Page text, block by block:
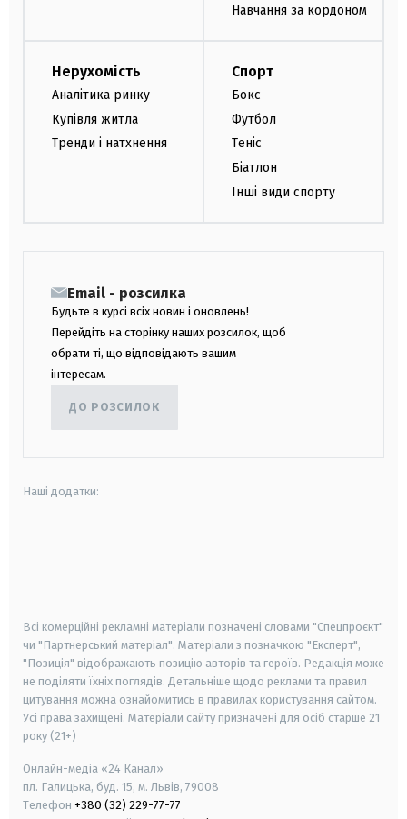
Навчання за кордоном
Нерухомість
Аналітика ринку
Купівля житла
Тренди і натхнення
Спорт
Бокс
Футбол
Теніс
Біатлон
Інші види спорту
Email - розсилка
Будьте в курсі всіх новин і оновлень!
Перейдіть на сторінку наших розсилок, щоб
обрати ті, що відповідають вашим
інтересам.
ДО РОЗСИЛОК
Наші додатки:
Всі комерційні рекламні матеріали позначені словами "Спецпроєкт"
чи "Партнерський матеріал". Матеріали з позначкою "Експерт",
"Позиція" відображають позицію авторів та героїв. Редакція може
не поділяти їхніх поглядів. Детальніше щодо реклами та правил
цитування можна ознайомитись в правилах користування сайтом.
Усі права захищені. Матеріали сайту призначені для осіб старше 21
року (21+)
Онлайн-медіа «24 Канал»
пл. Галицька, буд. 15, м. Львів, 79008
Телефон +380 (32) 229-77-77